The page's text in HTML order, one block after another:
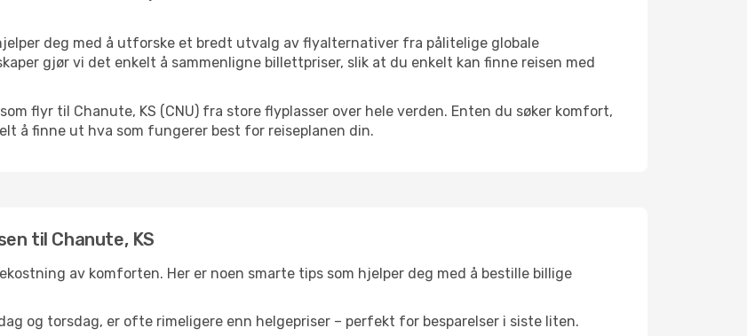
deg med å utforske et bredt utvalg av flyalternativer fra pålitelige globale
gjør vi det enkelt å sammenligne billettpriser, slik at du enkelt kan finne reisen med
flyr til Chanute, KS (CNU) fra store flyplasser over hele verden. Enten du søker komfort,
å finne ut hva som fungerer best for reiseplanen din.
til Chanute, KS
av komforten. Her er noen smarte tips som hjelper deg med å bestille billige
og torsdag, er ofte rimeligere enn helgepriser – perfekt for besparelser i siste liten.